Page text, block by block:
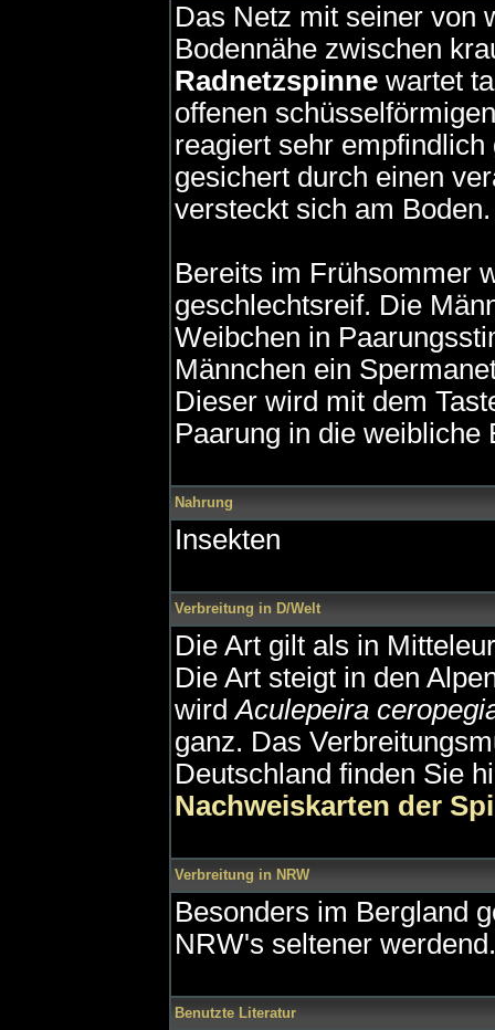
Das Netz mit seiner von
Bodennähe zwischen
Radnetzspinne wartet
offenen
reagiert sehr
gesichert durch einen
versteckt sich am Boden.
Bereits im Frühsommer
geschlechtsreif. Die
Weibchen in
Männchen ein
Dieser wird mit dem
Paarung in die weibliche
Nahrung
Insekten
Verbreitung in D/Welt
Die Art gilt als in
Die Art steigt in den
wirdAculepeira
ganz. Das
Deutschland finden Sie
Nachweiskarten der
Verbreitung in NRW
Besonders im Bergland
NRW's seltener werdend.
Benutzte Literatur